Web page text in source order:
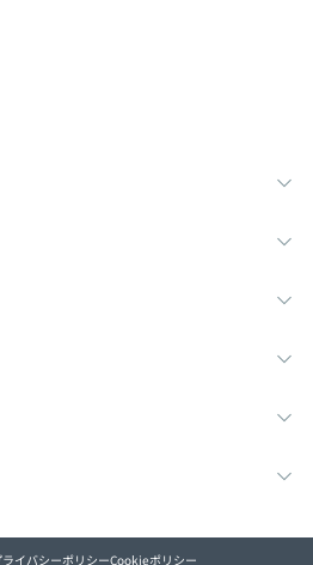
様へ
お問い合わせ・FAQ
イバシーポリシーCookieポリシー